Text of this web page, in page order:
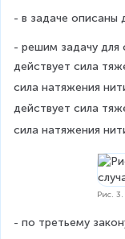
{
a
s
e
s
-
=
-
m
\
e
s
a
}
=
9,
8
\
{
- в задаче описаны
- решим задачу для
действует сила
сила натяжения
действует сила
сила натяжения
Рис. 3.
- по третьему